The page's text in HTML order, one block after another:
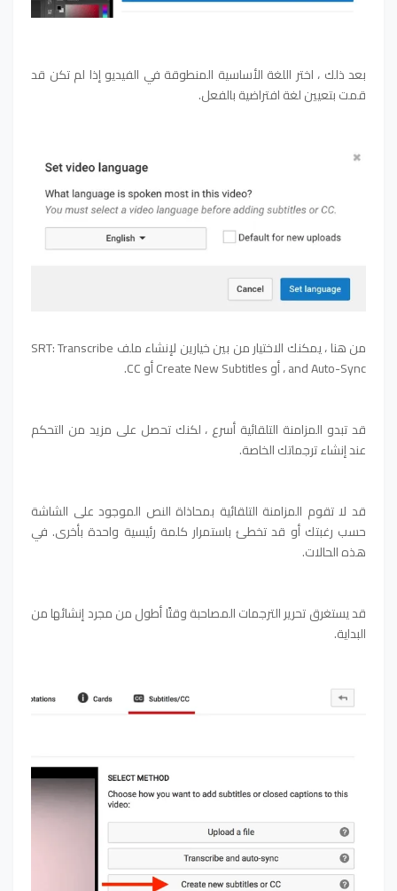
بعد ذلك ، اختر اللغة الأساسية المنطوقة في الفيديو إذا لم تكن قد
قمت بتعيين لغة افتراضية بالفعل.
من هنا ، يمكنك الاختيار من بين خيارين لإنشاء ملف SRT: Transcribe
and Auto-Sync ، أو Create New Subtitles أو CC.
قد تبدو المزامنة التلقائية أسرع ، لكنك تحصل على مزيد من التحكم
عند إنشاء ترجماتك الخاصة.
قد لا تقوم المزامنة التلقائية بمحاذاة النص الموجود على الشاشة
حسب رغبتك أو قد تخطئ باستمرار كلمة رئيسية واحدة بأخرى. في
هذه الحالات.
قد يستغرق تحرير الترجمات المصاحبة وقتًا أطول من مجرد إنشائها من
البداية.